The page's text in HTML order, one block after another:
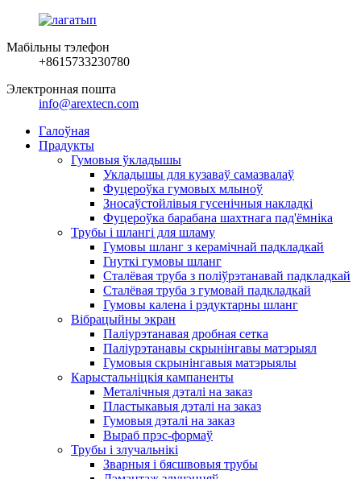
Мабільны тэлефон
+8615733230780
Электронная пошта
info@arextecn.com
Галоўная
Прадукты
Гумовыя ўкладышы
Укладышы для кузаваў самазвалаў
Фуцероўка гумовых млыноў
Зносаўстойлівыя гусенічныя накладкі
Фуцероўка барабана шахтнага пад'ёмніка
Трубы і шлангі для шламу
Гумовы шланг з керамічнай падкладкай
Гнуткі гумовы шланг
Сталёвая труба з поліўрэтанавай падкладкай
Сталёвая труба з гумовай падкладкай
Гумовы калена і рэдуктарны шланг
Вібрацыйны экран
Паліурэтанавая дробная сетка
Паліурэтанавы скрынінгавы матэрыял
Гумовыя скрынінгавыя матэрыялы
Карыстальніцкія кампаненты
Металічныя дэталі на заказ
Пластыкавыя дэталі на заказ
Гумовыя дэталі на заказ
Выраб прэс-формаў
Трубы і злучальнікі
Зварныя і бясшвовыя трубы